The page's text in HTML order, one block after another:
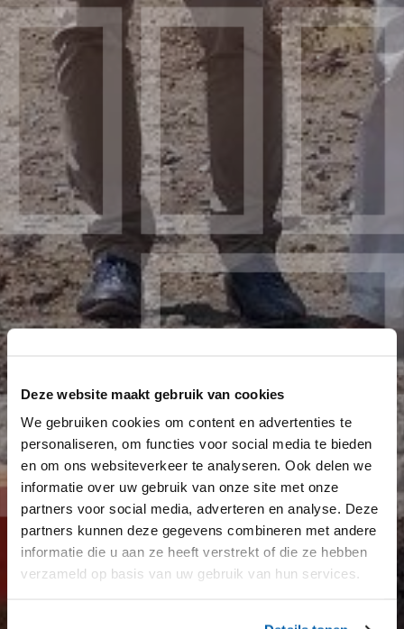
Deze website maakt gebruik van cookies
We gebruiken cookies om content en advertenties te
personaliseren, om functies voor social media te bieden
en om ons websiteverkeer te analyseren. Ook delen we
informatie over uw gebruik van onze site met onze
partners voor social media, adverteren en analyse. Deze
partners kunnen deze gegevens combineren met andere
informatie die u aan ze heeft verstrekt of die ze hebben
verzameld op basis van uw gebruik van hun services.